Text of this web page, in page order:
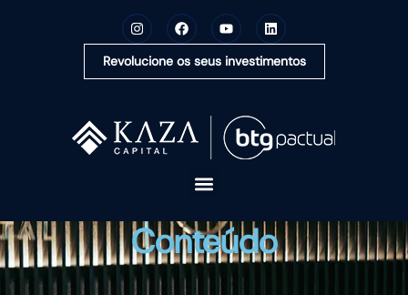
Revolucione os seus investimentos
A KAZA CAPITAL
SOLUÇÕES
Conteúdo